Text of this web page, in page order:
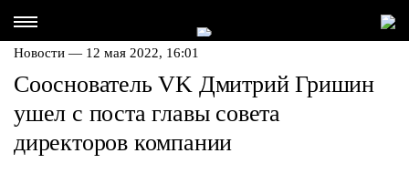
Новости — 12 мая 2022, 16:01
Сооснователь VK Дмитрий Гришин
ушел с поста главы совета
директоров компании